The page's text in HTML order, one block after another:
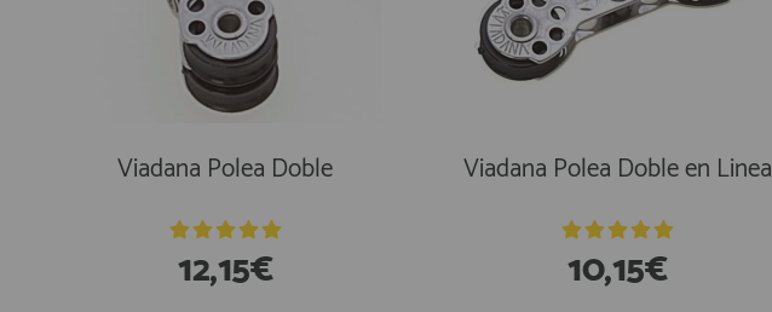
AFILIADOS
910 60 71 03
HORARIO de TIENDA:
de 10:00 a 20:00 de Lunes a Viernes
Viadana Polea Doble
12,15€
Viadana Polea Doble en Linea
10,15€